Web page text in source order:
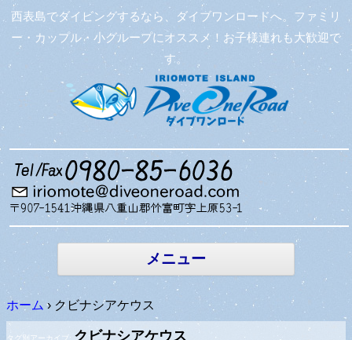
西表島でダイビングするなら、ダイブワンロードへ。ファミリ
ー・カップル・小グループにオススメ！お子様連れも大歓迎で
す。
メニュー
コンテン
ホーム › クビナシアケウス
クビナシアケウス